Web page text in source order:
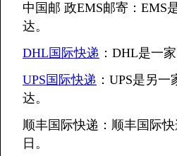
中国邮 政EMS邮寄：EMS
达。
DHL国际快递 ：DHL是一
UPS国际快递 ：UPS是另
达。
顺丰国际快递：顺丰国际
日。